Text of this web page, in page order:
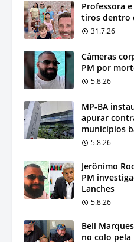
Professora
tiros dentro
31.7.26
Câmeras
PM por
5.8.26
MP-BA
apurar
municípios
5.8.26
Jerônimo
PM
Lanches
5.8.26
Bell
no colo